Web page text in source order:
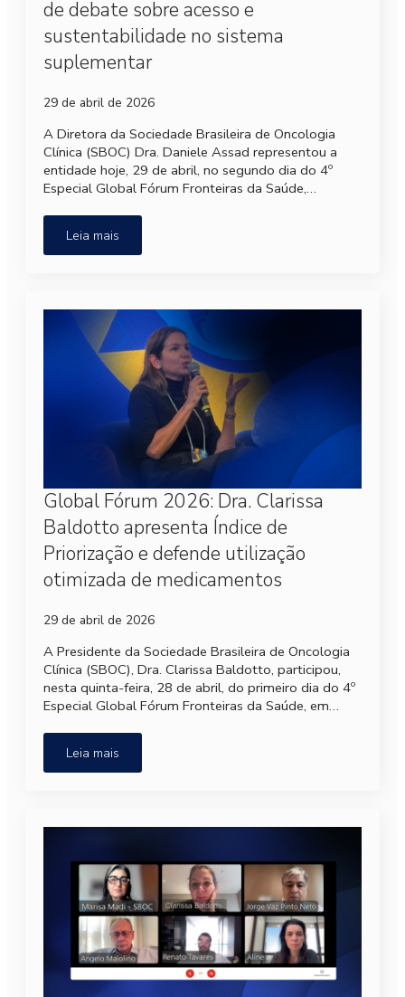
de debate sobre acesso e
sustentabilidade no sistema
suplementar
29 de abril de 2026
A Diretora da Sociedade Brasileira de Oncologia
Clínica (SBOC) Dra. Daniele Assad representou a
entidade hoje, 29 de abril, no segundo dia do 4º
Especial Global Fórum Fronteiras da Saúde,…
Leia mais
Global Fórum 2026: Dra. Clarissa
Baldotto apresenta Índice de
Priorização e defende utilização
otimizada de medicamentos
29 de abril de 2026
A Presidente da Sociedade Brasileira de Oncologia
Clínica (SBOC), Dra. Clarissa Baldotto, participou,
nesta quinta-feira, 28 de abril, do primeiro dia do 4º
Especial Global Fórum Fronteiras da Saúde, em…
Leia mais